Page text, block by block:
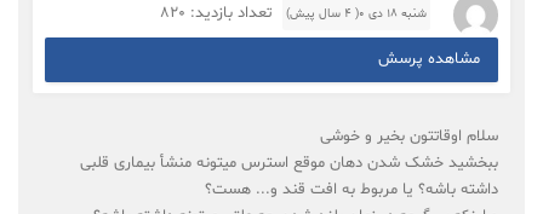
شنبه ۱۸ دی ۰( 4 سال پیش) تعداد بازدید: 820
مشاهده پرسش
سلام اوقاتتون بخیر و خوشی
ببخشید خشک شدن دهان موقع استرس میتونه منشأ بیماری قلبی
داشته باشه؟ یا مربوط به افت قند و... هست؟